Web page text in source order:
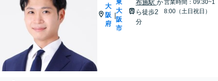
大
阪
府
|
東
大
阪
市
布施駅 か
ら徒歩2
分
営業時間：09:30~1
8:00（土日祝日）